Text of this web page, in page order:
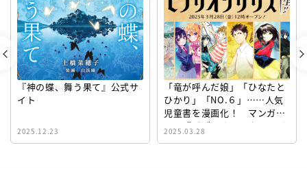
『神の蝶、舞う果て』公式サ
イト
2025.12.23
「竜が呼んだ娘」「ひなたと
ひかり」「NO.６」……人気
児童書を漫画化！ マンガサ
イト『ビブリオシリウス』誕
生！
2025.03.28